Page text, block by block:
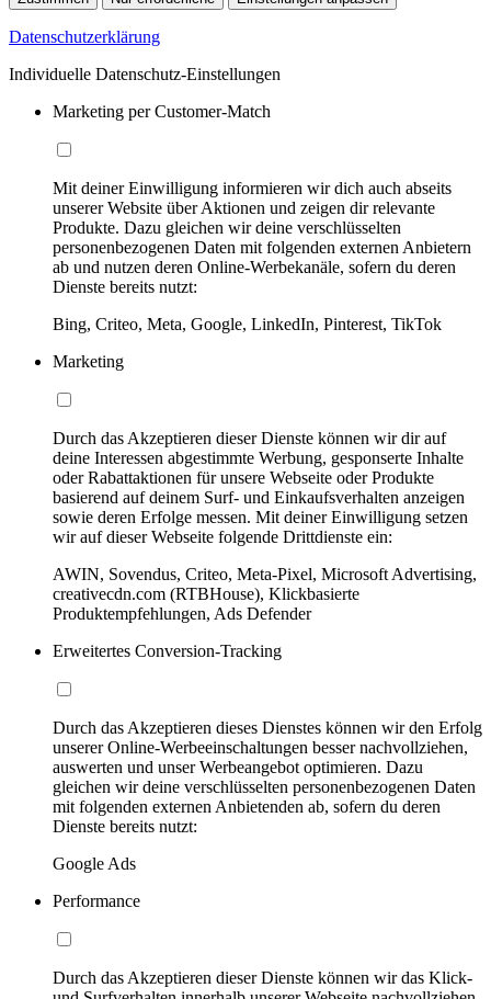
Datenschutzerklärung
Individuelle Datenschutz-Einstellungen
Marketing per Customer-Match
Mit deiner Einwilligung informieren wir dich auch abseits
unserer Website über Aktionen und zeigen dir relevante
Produkte. Dazu gleichen wir deine verschlüsselten
personenbezogenen Daten mit folgenden externen Anbietern
ab und nutzen deren Online-Werbekanäle, sofern du deren
Dienste bereits nutzt:
Bing, Criteo, Meta, Google, LinkedIn, Pinterest, TikTok
Marketing
Durch das Akzeptieren dieser Dienste können wir dir auf
deine Interessen abgestimmte Werbung, gesponserte Inhalte
oder Rabattaktionen für unsere Webseite oder Produkte
basierend auf deinem Surf- und Einkaufsverhalten anzeigen
sowie deren Erfolge messen. Mit deiner Einwilligung setzen
wir auf dieser Webseite folgende Drittdienste ein:
AWIN, Sovendus, Criteo, Meta-Pixel, Microsoft Advertising,
creativecdn.com (RTBHouse), Klickbasierte
Produktempfehlungen, Ads Defender
Erweitertes Conversion-Tracking
Durch das Akzeptieren dieses Dienstes können wir den Erfolg
unserer Online-Werbeeinschaltungen besser nachvollziehen,
auswerten und unser Werbeangebot optimieren. Dazu
gleichen wir deine verschlüsselten personenbezogenen Daten
mit folgenden externen Anbietenden ab, sofern du deren
Dienste bereits nutzt:
Google Ads
Performance
Durch das Akzeptieren dieser Dienste können wir das Klick-